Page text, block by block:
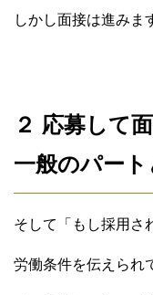
しかし面接は進みま
２ 応募して
一般のパー
そして「もし採用さ
労働条件を伝えられ